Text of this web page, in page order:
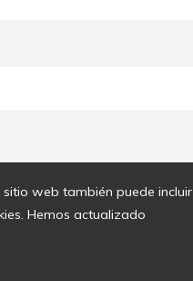
web también puede incluir
Hemos actualizado